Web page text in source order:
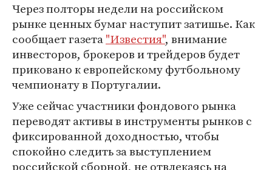
Через полторы недели на российском
рынке ценных бумаг наступит затишье. Как
сообщает газета"Известия", внимание
инвесторов, брокеров и трейдеров будет
приковано к европейскому футбольному
чемпионату в Португалии.
Уже сейчас участники фондового рынка
переводят активы в инструменты рынков с
фиксированной доходностью, чтобы
спокойно следить за выступлением
российской сборной, не отвлекаясь на